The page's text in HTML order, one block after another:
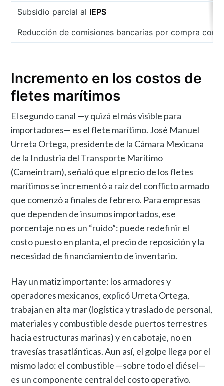
Subsidio parcial al IEPS
Reducción de comisiones bancarias por compra con
Incremento en los costos de
fletes marítimos
El segundo canal —y quizá el más visible para
importadores— es el flete marítimo. José Manuel
Urreta Ortega, presidente de la Cámara Mexicana
de la Industria del Transporte Marítimo
(Cameintram), señaló que el precio de los fletes
marítimos se incrementó a raíz del conflicto armado
que comenzó a finales de febrero. Para empresas
que dependen de insumos importados, ese
porcentaje no es un “ruido”: puede redefinir el
costo puesto en planta, el precio de reposición y la
necesidad de financiamiento de inventario.
Hay un matiz importante: los armadores y
operadores mexicanos, explicó Urreta Ortega,
trabajan en alta mar (logística y traslado de personal,
materiales y combustible desde puertos terrestres
hacia estructuras marinas) y en cabotaje, no en
travesías trasatlánticas. Aun así, el golpe llega por el
mismo lado: el combustible —sobre todo el diésel—
es un componente central del costo operativo.